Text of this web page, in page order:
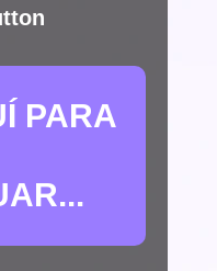
PARA